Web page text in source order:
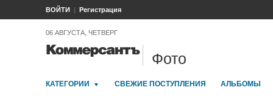
ВОЙТИ Регистрация
06 АВГУСТА, ЧЕТВЕРГ
Фото
КАТЕГОРИИ СВЕЖИЕ ПОСТУПЛЕНИЯ АЛЬБОМЫ